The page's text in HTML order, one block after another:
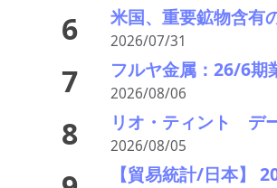
6 2026/07/31
7 2026/08/06
8 2026/08/05